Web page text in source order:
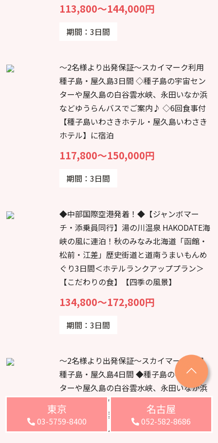
113,800～144,000円
期間：3日間
～2名様より出発保証～スカイマーク利用
種子島・屋久島3日間 ◇種子島の宇宙セン
ターや屋久島の白谷雲水峡、永田いなか浜
などゆうらんバスでご案内♪ ◇6回食事付
【種子島いわさきホテル・屋久島いわさき
ホテル】に宿泊
117,800～150,000円
期間：3日間
◆中部国際空港発着！◆【ジャンボマー
チ・添乗員同行】湯の川温泉 HAKODATE海
峡の風に連泊！秋のみなみ北海道「函館・
松前・江差」歴史街道と道南うまいもんめ
ぐり3日間＜ホテルランクアッププラン＞
【こだわりの食】【四季の風景】
134,800～172,800円
期間：3日間
～2名様より出発保証～スカイマーク利用
種子島・屋久島4日間 ◆種子島の宇宙セン
ターや屋久島の白谷雲水峡、永田いなか浜
などゆうらんバスでご案内♪ ◆2日目は終
日フリー ◆8回食事付【種子島いわさきホ
テル・屋久島いわさきホテル】に宿泊
東京
03-5759-8400
名古屋
052-582-8686